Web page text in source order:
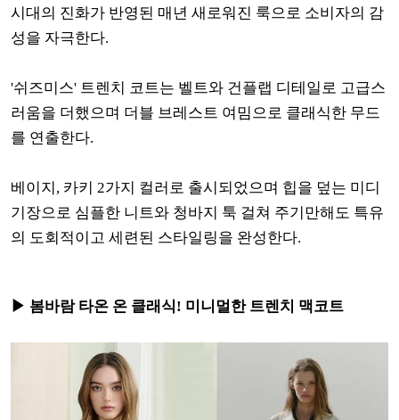
시대의 진화가 반영된 매년 새로워진 룩으로 소비자의 감
성을 자극한다.
'쉬즈미스' 트렌치 코트는 벨트와 건플랩 디테일로 고급스
러움을 더했으며 더블 브레스트 여밈으로 클래식한 무드
를 연출한다.
베이지, 카키 2가지 컬러로 출시되었으며 힙을 덮는 미디
기장으로 심플한 니트와 청바지 툭 걸쳐 주기만해도 특유
의 도회적이고 세련된 스타일링을 완성한다.
▶ 봄바람 타온 온 클래식! 미니멀한 트렌치 맥코트